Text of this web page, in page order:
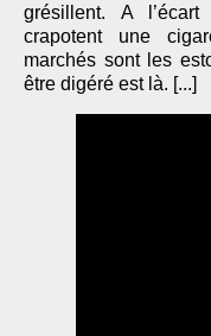
grésillent. A
crapotent une
marchés sont les
être digéré est là. [...]